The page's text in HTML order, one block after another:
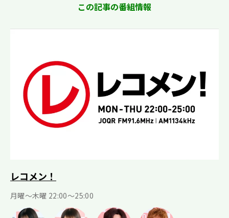
この記事の番組情報
レコメン！
月曜〜木曜 22:00〜25:00